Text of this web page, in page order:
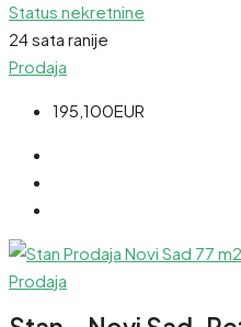
Status nekretnine
24 sata ranije
Prodaja
195,100EUR
Prodaja